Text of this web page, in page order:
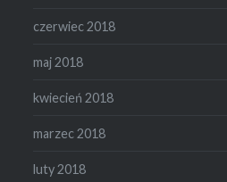
czerwiec 2018
maj 2018
kwiecień 2018
marzec 2018
luty 2018